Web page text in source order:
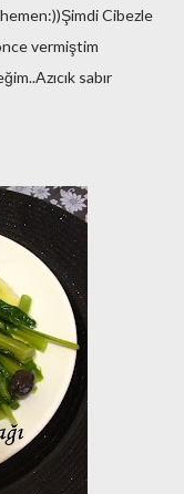
Cibezle
vermiştim
sabır